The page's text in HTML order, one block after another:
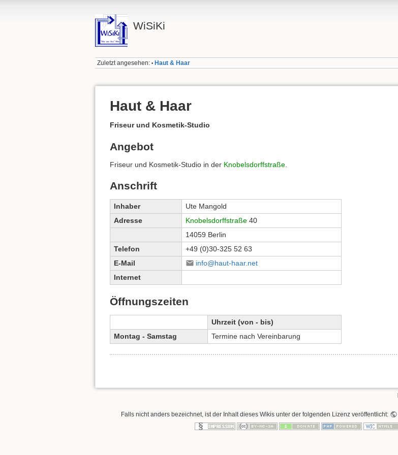
WiSiKi
Zuletzt angesehen: • Haut & Haar
Haut & Haar
Friseur und Kosmetik-Studio
Angebot
Friseur und Kosmetik-Studio in der Knobelsdorffstraße
Anschrift
Inhaber
Ute Mangold
Adresse
Knobelsdorffstraße 40
14059 Berlin
Telefon
+49 (0)30-325 52 63
E-Mail
info@haut-haar.net
Internet
Öffnungszeiten
Uhrzeit (von - bis)
Montag - Samstag
Termine nach Vereinbarung
Falls nicht anders bezeichnet, ist der Inhalt dieses Wikis unter der folgenden Lizenz veröffentlicht: